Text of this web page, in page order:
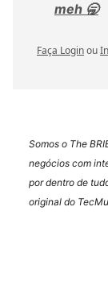
meh 🥱
Faça Loginou
Somos o The
negócios com
por dentro de
original do